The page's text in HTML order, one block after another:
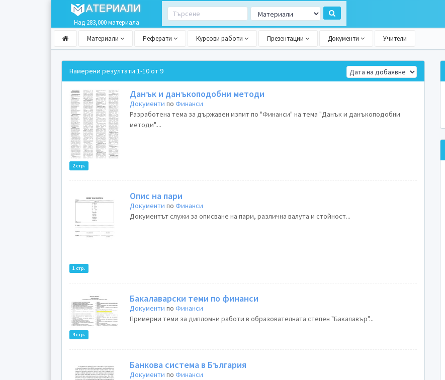
Над 283,000 материала
Материали Реферати Курсови работи Презентации Документи Учители
Намерени резултати 1-10 от 9
2 стр.
Данък и данъкоподобни методи
Документи поФинанси
Разработена тема за държавен изпит по "Финанси" на тема "Данък и данъкоподобни
методи"....
1 стр.
Опис на пари
Документи поФинанси
Документът служи за описване на пари, различна валута и стойност...
4 стр.
Бакалаварски теми по финанси
Документи поФинанси
Примерни теми за дипломни работи в образователната степен "Бакалавър"...
Банкова система в България
Документи поФинанси